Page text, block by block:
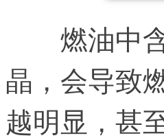
燃油中
晶，会导致
越明显，甚